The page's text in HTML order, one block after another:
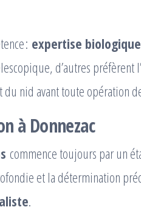
: expertise biologique
d’autres préfèrent
nid avant toute opération
à Donnezac
commence toujours par un
et la détermination
.